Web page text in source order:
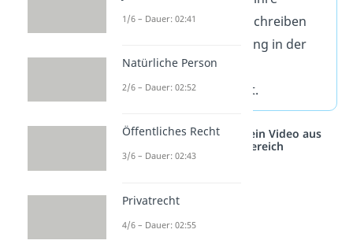
Anwendung. Dabei beschreiben
sie, ob die Rechtswirkung in der
Zukunftoder in der
Vergangenheit
besteht.
Studyflix vernetzt: Hier ein Video aus
einem anderen Bereich
1/6 – Dauer: 02:41
Natürliche Person
2/6 – Dauer: 02:52
Öffentliches Recht
3/6 – Dauer: 02:43
Privatrecht
4/6 – Dauer: 02:55